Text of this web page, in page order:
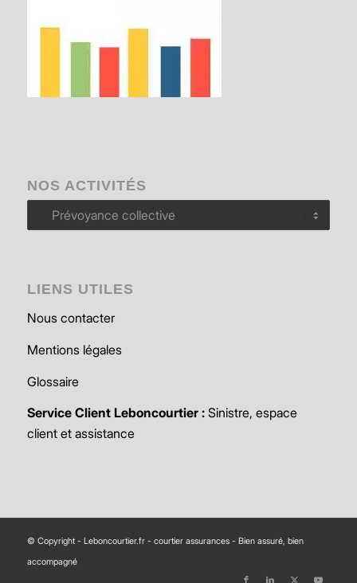
NOS ACTIVITÉS
activités
LIENS UTILES
Nous contacter
Mentions légales
Glossaire
Service Client Leboncourtier :Sinistre, espace
client et assistance
© Copyright - Leboncourtier.fr - courtier assurances - Bien assuré, bien
accompagné